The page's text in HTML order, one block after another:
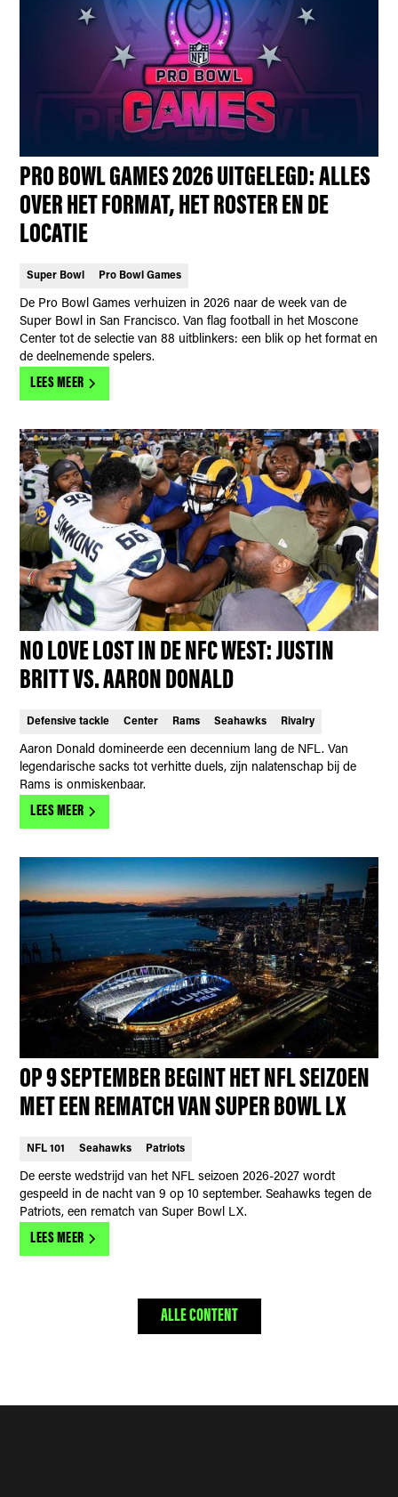
PRO BOWL GAMES 2026 UITGELEGD: ALLES
OVER HET FORMAT, HET ROSTER EN DE
LOCATIE
Super Bowl Pro Bowl Games
De Pro Bowl Games verhuizen in 2026 naar de week van de
Super Bowl in San Francisco. Van flag football in het Moscone
Center tot de selectie van 88 uitblinkers: een blik op het format en
de deelnemende spelers.
LEES MEER
NO LOVE LOST IN DE NFC WEST: JUSTIN
BRITT VS. AARON DONALD
Defensive tackle Center Rams Seahawks Rivalry
Aaron Donald domineerde een decennium lang de NFL. Van
legendarische sacks tot verhitte duels, zijn nalatenschap bij de
Rams is onmiskenbaar.
LEES MEER
OP 9 SEPTEMBER BEGINT HET NFL SEIZOEN
MET EEN REMATCH VAN SUPER BOWL LX
NFL 101 Seahawks Patriots
De eerste wedstrijd van het NFL seizoen 2026-2027 wordt
gespeeld in de nacht van 9 op 10 september. Seahawks tegen de
Patriots, een rematch van Super Bowl LX.
LEES MEER
ALLE CONTENT